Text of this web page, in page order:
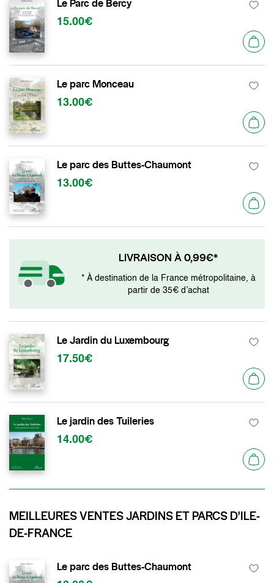
Le Parc de Bercy
15.00€
Le parc Monceau
13.00€
Le parc des Buttes-Chaumont
13.00€
LIVRAISON À 0,99€*
* À destination de la France métropolitaine, à
partir de 35€ d’achat
Le Jardin du Luxembourg
17.50€
Le jardin des Tuileries
14.00€
MEILLEURES VENTES JARDINS ET PARCS D'ILE-
DE-FRANCE
Le parc des Buttes-Chaumont